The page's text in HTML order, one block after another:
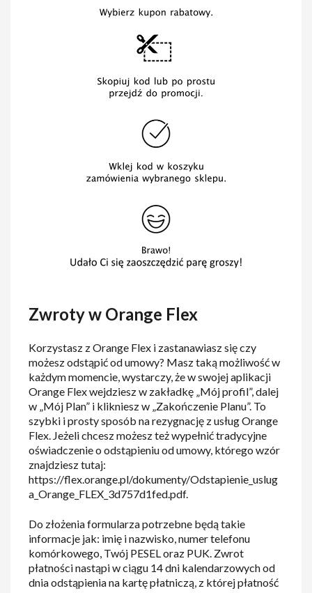
Zwroty w Orange Flex
Korzystasz z Orange Flex i zastanawiasz się czy
możesz odstąpić od umowy? Masz taką możliwość w
każdym momencie, wystarczy, że w swojej aplikacji
Orange Flex wejdziesz w zakładkę „Mój profil”, dalej
w „Mój Plan” i klikniesz w „Zakończenie Planu”. To
szybki i prosty sposób na rezygnację z usług Orange
Flex. Jeżeli chcesz możesz też wypełnić tradycyjne
oświadczenie o odstąpieniu od umowy, którego wzór
znajdziesz tutaj:
https://flex.orange.pl/dokumenty/Odstapienie_uslug
a_Orange_FLEX_3d757d1fed.pdf.
Do złożenia formularza potrzebne będą takie
informacje jak: imię i nazwisko, numer telefonu
komórkowego, Twój PESEL oraz PUK. Zwrot
płatności nastąpi w ciągu 14 dni kalendarzowych od
dnia odstąpienia na kartę płatniczą, z której płatność